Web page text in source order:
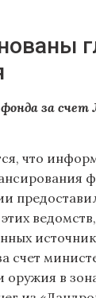
за
что
счет
в